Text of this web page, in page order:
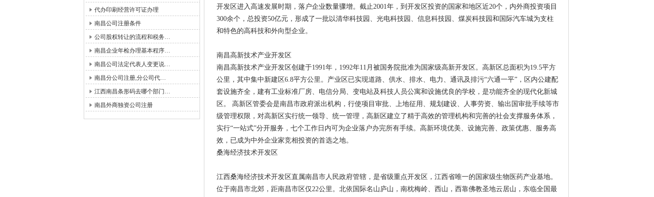
代办印刷经营许可证办理
南昌公司注册条件
公司股权转让的流程和税务…
南昌企业年检办理基本程序…
南昌公司法定代表人变更说…
南昌分公司注册,分公司代…
江西南昌条形码去哪个部门…
南昌外商独资公司注册
开发区进入高速发展时期，落户企业数量骤增。截止2001年，到开发区投资的国家和地区近20个，内外商投资项目
300余个，总投资50亿元，形成了一批以清华科技园、光电科技园、信息科技园、煤炭科技园和国际汽车城为支柱
和特色的高科技和外向型企业。
南昌高新技术产业开发区
南昌高新技术产业开发区创建于1991年，1992年11月被国务院批准为国家级高新开发区。高新区总面积为19.5平方
公里，其中集中新建区6.8平方公里。产业区已实现道路、供水、排水、电力、通讯及排污“六通一平”，区内公建配
套设施齐全，建有工业标准厂房、电信分局、变电站及科技人员公寓和设施优良的学校，是功能齐全的现代化新城
区。 高新区管委会是南昌市政府派出机构，行使项目审批、上地征用、规划建设、人事劳资、输出国审批手续等市
级管理权限，对高新区实行统一领导、统一管理，高新区建立了精于高效的管理机构和完善的社会支撑服务体系，
实行“一站式”分开服务，七个工作日内可为企业落户办完所有手续。高新环境优美、设施完善、政策优惠、服务高
效，已成为中外企业家竞相投资的首选之地。
桑海经济技术开发区
江西桑海经济技术开发区直属南昌市人民政府管辖，是省级重点开发区，江西省唯一的国家级生物医药产业基地。
位于南昌市北郊，距南昌市区仅22公里。北依国际名山庐山，南枕梅岭、西山，西靠佛教圣地云居山，东临全国最